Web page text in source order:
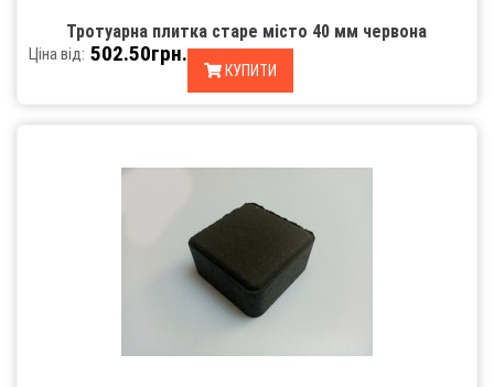
Тротуарна плитка старе місто 40 мм червона
Ціна від: 502.50грн.
КУПИТИ